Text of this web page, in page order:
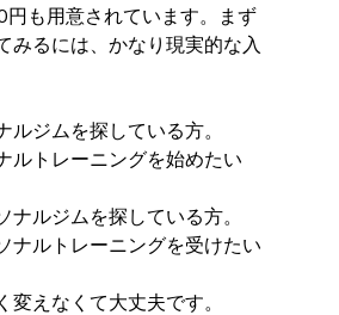
も用意されています。まず
みるには、かなり現実的な入
ルジムを探している方。
ルトレーニングを始めたい
ナルジムを探している方。
ナルトレーニングを受けたい
変えなくて大丈夫です。